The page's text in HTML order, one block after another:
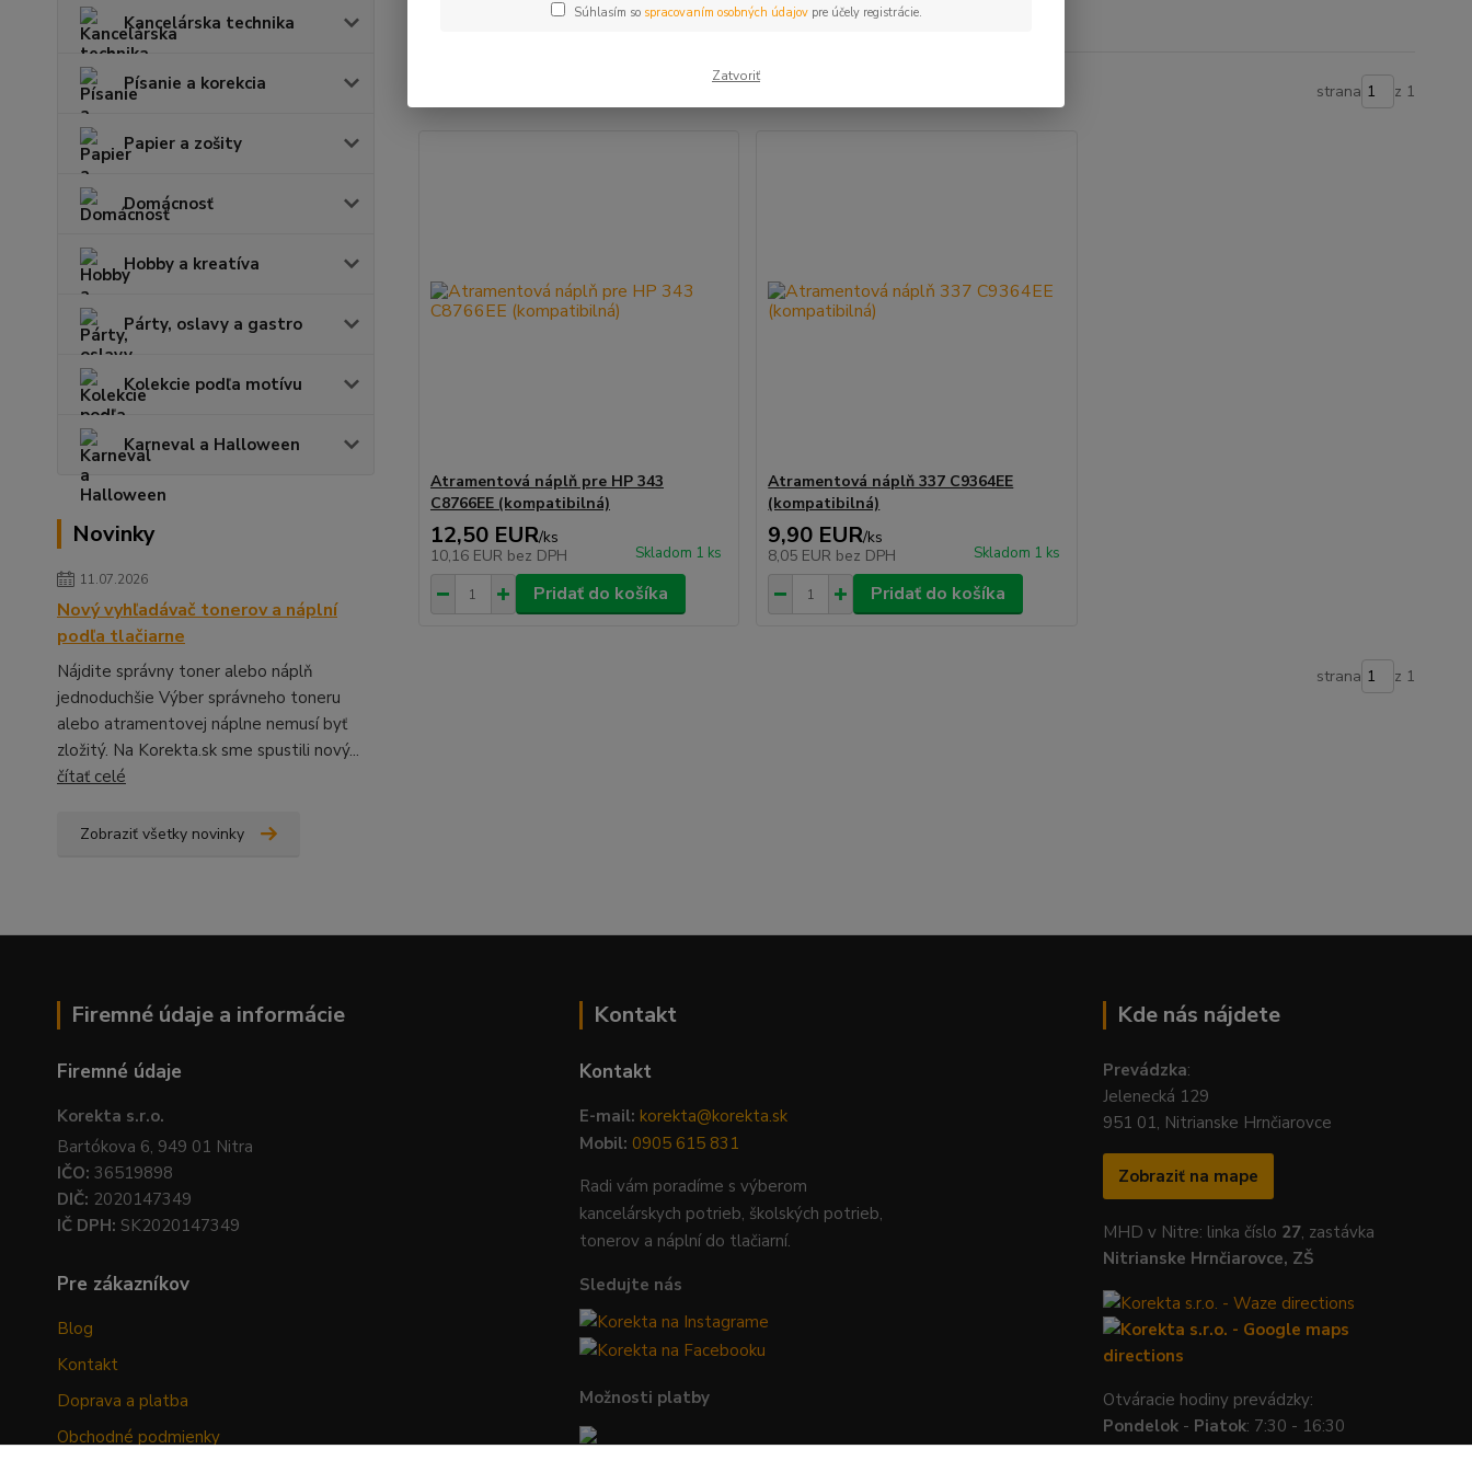
Kancelárska technika
Písanie a korekcia
Papier a zošity
Domácnosť
Hobby a kreatíva
Párty, oslavy a gastro
Kolekcie podľa motívu
Karneval a Halloween
Novinky
11.07.2026
Nový vyhľadávač tonerov a náplní
podľa tlačiarne
Nájdite správny toner alebo náplň
jednoduchšie Výber správneho toneru
alebo atramentovej náplne nemusí byť
zložitý. Na Korekta.sk sme spustili nový...
čítať celé
Zobraziť všetky novinky
strana z 1
Atramentová náplň pre HP 343
C8766EE (kompatibilná)
12,50 EUR/ks
10,16 EUR bez DPH Skladom 1 ks
Pridať do košíka
Atramentová náplň 337 C9364EE
(kompatibilná)
9,90 EUR/ks
8,05 EUR bez DPH Skladom 1 ks
Pridať do košíka
strana z 1
Firemné údaje a informácie
Firemné údaje
Korekta s.r.o.
Bartókova 6, 949 01 Nitra
IČO: 36519898
DIČ: 2020147349
IČ DPH: SK2020147349
Pre zákazníkov
Blog
Kontakt
Doprava a platba
Obchodné podmienky
Kontakt
Kontakt
E-mail: korekta@korekta.sk
Mobil: 0905 615 831
Radi vám poradíme s výberom
kancelárskych potrieb, školských potrieb,
tonerov a náplní do tlačiarní.
Sledujte nás
Možnosti platby
Kde nás nájdete
Prevádzka:
Jelenecká 129
951 01, Nitrianske Hrnčiarovce
Zobraziť na mape
MHD v Nitre: linka číslo 27, zastávka
Nitrianske Hrnčiarovce, ZŠ
Otváracie hodiny prevádzky:
Pondelok - Piatok: 7:30 - 16:30
Súhlasím so spracovaním osobných údajovpre účely registrácie.
Zatvoriť